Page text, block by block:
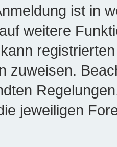
ist in
weitere
zuweisen.
jeweiligen